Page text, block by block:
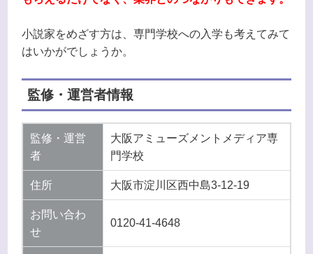
小説家をめざす方は、専門学校への入学も考えてみて
はいかがでしょうか。
監修・運営者情報
監修・運営
者
大阪アミューズメントメディア専
門学校
住所 大阪市淀川区西中島3-12-19
お問い合わ
せ
0120-41-4648